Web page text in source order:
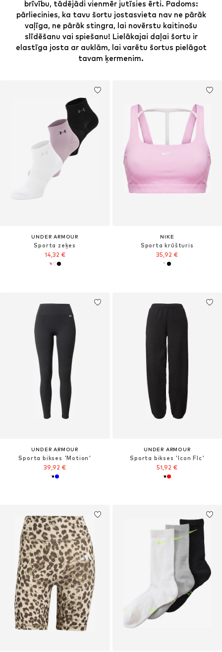
brīvību, tādējādi vienmēr jutīsies ērti. Padoms:
pārliecinies, ka tavu šortu jostasvieta nav ne pārāk
vaļīga, ne pārāk stingra, lai novērstu kaitinošu
slīdēšanu vai spiešanu! Lielākajai daļai šortu ir
elastīga josta ar auklām, lai varētu šortus pielāgot
tavam ķermenim.
UNDER ARMOUR
Sporta zeķes
14,32 €
NIKE
Sporta krūšturis
35,92 €
UNDER ARMOUR
Sporta bikses 'Motion'
39,92 €
UNDER ARMOUR
Sporta bikses 'Icon Flc'
51,92 €